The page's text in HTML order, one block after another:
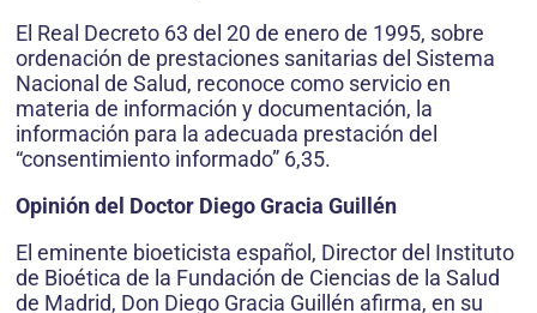
El Real Decreto 63 del 20 de enero de 1995, sobre
ordenación de prestaciones sanitarias del Sistema
Nacional de Salud, reconoce como servicio en
materia de información y documentación, la
información para la adecuada prestación del
“consentimiento informado” 6,35.
Opinión del Doctor Diego Gracia Guillén
El eminente bioeticista español, Director del Instituto
de Bioética de la Fundación de Ciencias de la Salud
de Madrid, Don Diego Gracia Guillén afirma, en su